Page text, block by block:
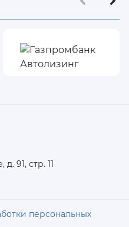
91, стр. 11
персональных